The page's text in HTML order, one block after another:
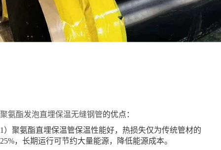
聚氨酯发泡直埋保温无缝钢管的优点：
1）聚氨酯直埋保温管保温性能好，热损失仅为传统管材的
25%，长期运行可节约大量能源，降低能源成本。